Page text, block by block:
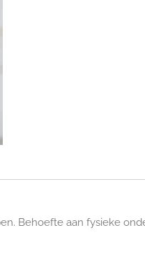
Behoefte aan fysieke